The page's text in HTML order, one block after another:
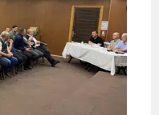
Çankırı